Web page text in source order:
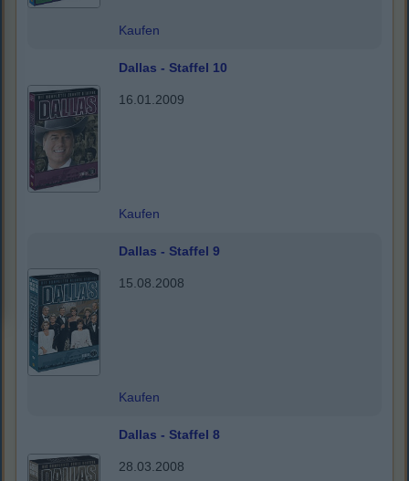
Kaufen
Dallas - Staffel 10
16.01.2009
Kaufen
Dallas - Staffel 9
15.08.2008
Kaufen
Dallas - Staffel 8
28.03.2008